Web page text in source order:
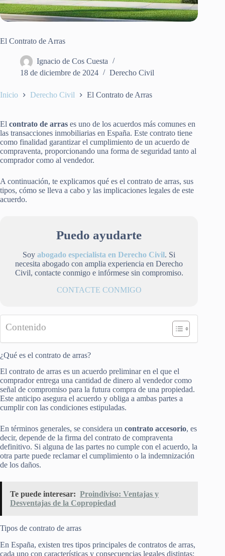
El Contrato de Arras
Ignacio de Cos Cuesta
18 de diciembre de 2024
Derecho Civil
Inicio Derecho Civil El Contrato de Arras
El contrato de arras es uno de los acuerdos más comunes en
las transacciones inmobiliarias en España. Este contrato tiene
como finalidad garantizar el cumplimiento de un acuerdo de
compraventa, proporcionando una forma de seguridad tanto al
comprador como al vendedor.
A continuación, te explicamos qué es el contrato de arras, sus
tipos, cómo se lleva a cabo y las implicaciones legales de este
acuerdo.
Puedo ayudarte
Soyabogado especialista en Derecho Civil. Si
necesita abogado con amplia experiencia en Derecho
Civil, contacte conmigo e infórmese sin compromiso.
CONTACTE CONMIGO
Contenido
¿Qué es el contrato de arras?
El contrato de arras es un acuerdo preliminar en el que el
comprador entrega una cantidad de dinero al vendedor como
señal de compromiso para la futura compra de una propiedad.
Este anticipo asegura el acuerdo y obliga a ambas partes a
cumplir con las condiciones estipuladas.
En términos generales, se considera un contrato accesorio, es
decir, depende de la firma del contrato de compraventa
definitivo. Si alguna de las partes no cumple con el acuerdo, la
otra parte puede reclamar el cumplimiento o la indemnización
de los daños.
Te puede interesar: Proindiviso: Ventajas y
Desventajas de la Copropiedad
Tipos de contrato de arras
En España, existen tres tipos principales de contratos de arras,
cada uno con características y consecuencias legales distintas: